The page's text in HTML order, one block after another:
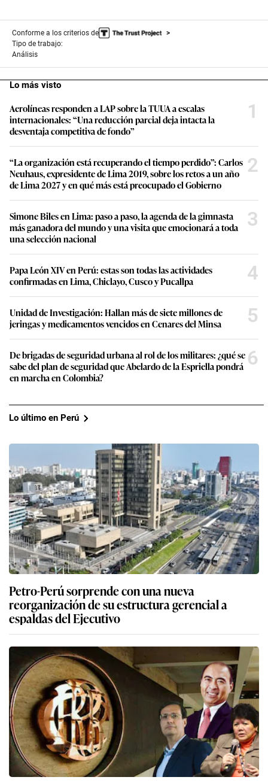
Conforme a los criterios de
Tipo de trabajo:
Análisis
Lo más visto
Aerolíneas responden a LAP sobre la TUUA a escalas
internacionales: “Una reducción parcial deja intacta la
desventaja competitiva de fondo”
1
“La organización está recuperando el tiempo perdido”: Carlos
Neuhaus, expresidente de Lima 2019, sobre los retos a un año
de Lima 2027 y en qué más está preocupado el Gobierno
2
Simone Biles en Lima: paso a paso, la agenda de la gimnasta
más ganadora del mundo y una visita que emocionará a toda
una selección nacional
3
Papa León XIV en Perú: estas son todas las actividades
confirmadas en Lima, Chiclayo, Cusco y Pucallpa
4
Unidad de Investigación: Hallan más de siete millones de
jeringas y medicamentos vencidos en Cenares del Minsa
5
De brigadas de seguridad urbana al rol de los militares: ¿qué se
sabe del plan de seguridad que Abelardo de la Espriella pondrá
en marcha en Colombia?
6
Lo último en Perú
Petro-Perú sorprende con una nueva
reorganización de su estructura gerencial a
espaldas del Ejecutivo